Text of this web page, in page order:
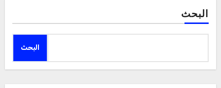
البحث
البحث